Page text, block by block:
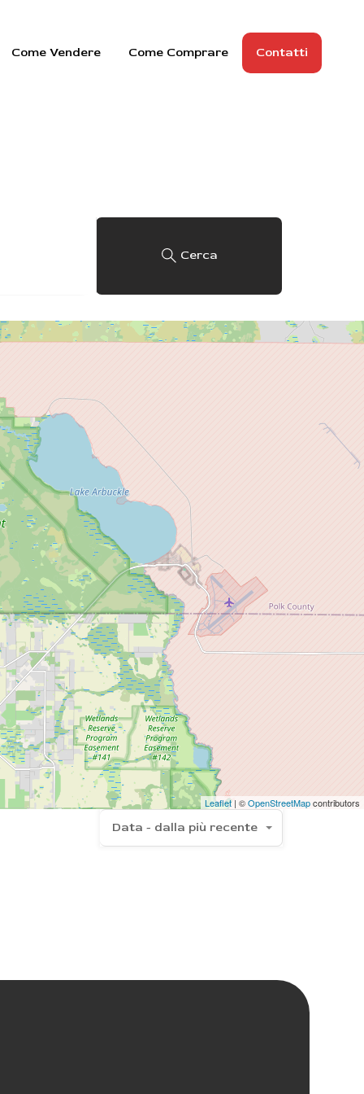
Come Vendere Come Comprare Contatti
Cerca
Leaflet| ©OpenStreetMapcontributors
Data - dalla più recente